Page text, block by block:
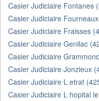
Casier Judiciaire Fontanes
Casier Judiciaire
Casier Judiciaire Fraisses
Casier Judiciaire Genilac
Casier Judiciaire
Casier Judiciaire Jonzieux
Casier Judiciaire L etrat
Casier Judiciaire L hopital